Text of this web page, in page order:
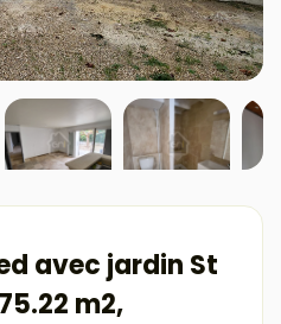
avec jardin St
m2,